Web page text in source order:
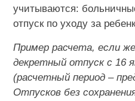
учитываются:
отпуск по уходу за
Пример расчета, если
декретный отпуск с 16
(расчетный период –
Отпусков без